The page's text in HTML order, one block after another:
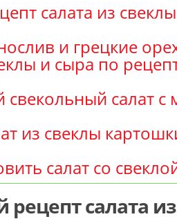
салата из
и грецкие
и сыра по
свекольный салат
из свеклы
салат со
рецепт салата